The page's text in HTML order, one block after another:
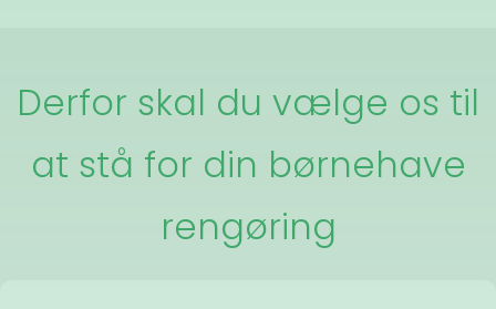
Derfor skal du vælge os til
at stå for din børnehave
rengøring